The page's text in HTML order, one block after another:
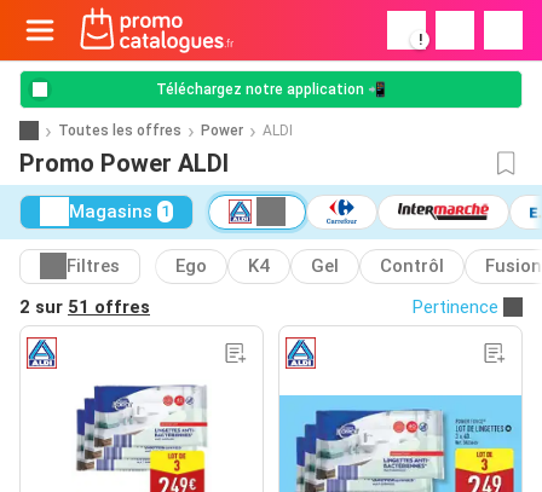
!
Téléchargez notre application 📲
Toutes les offres Power ALDI
Promo Power ALDI
Magasins 1
Filtres Ego K4 Gel Contrôl
Fusion
2 sur 51 offres Pertinence